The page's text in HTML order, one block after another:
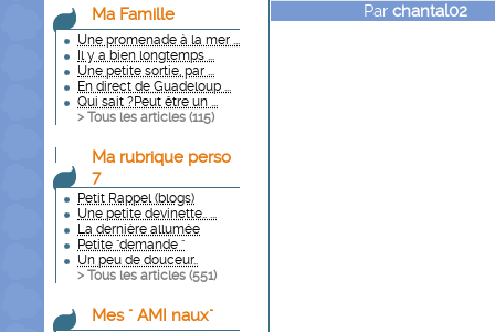
Ma Famille
Une promenade à la mer ...
Il y a bien longtemps ...
Une petite sortie, par ...
En direct de Guadeloup ...
Qui sait ?Peut être un ...
> Tous les articles (115)
Ma rubrique perso
7
Petit Rappel (blogs)
Une petite devinette.. ...
La dernière allumée
Petite "demande "
Un peu de douceur..
> Tous les articles (551)
Mes " AMI naux"
Par chantal02